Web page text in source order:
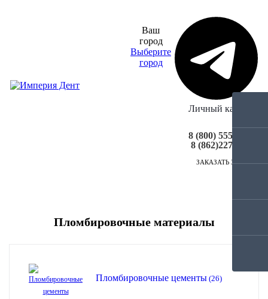
Ваш
город
Выберите
город
Личный кабинет
8 (800) 555-30-98
8 (862)227-09-90
ЗАКАЗАТЬ ЗВОНОК
Пломбировочные материалы
Пломбировочные цементы (26)